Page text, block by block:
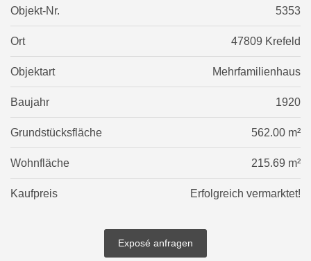
Objekt-Nr. 5353
Ort 47809 Krefeld
Objektart Mehrfamilienhaus
Baujahr 1920
Grundstücksfläche 562.00 m²
Wohnfläche 215.69 m²
Kaufpreis Erfolgreich vermarktet!
Exposé anfragen